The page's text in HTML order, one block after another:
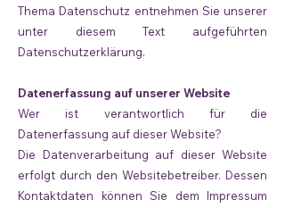
Thema Datenschutz entnehmen Sie unserer
unter diesem Text aufgeführten
Datenschutzerklärung.
Datenerfassung auf unserer Website
Wer ist verantwortlich für die
Datenerfassung auf dieser Website?
Die Datenverarbeitung auf dieser Website
erfolgt durch den Websitebetreiber. Dessen
Kontaktdaten können Sie dem Impressum